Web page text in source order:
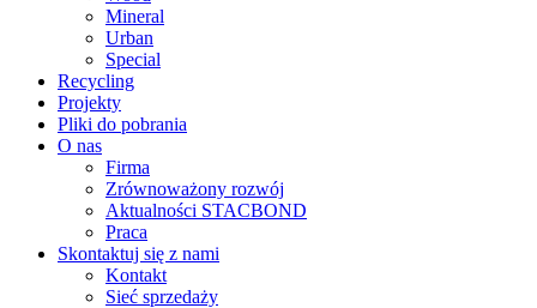
Mineral
Urban
Special
Recycling
Projekty
Pliki do pobrania
O nas
Firma
Zrównoważony rozwój
Aktualności STACBOND
Praca
Skontaktuj się z nami
Kontakt
Sieć sprzedaży